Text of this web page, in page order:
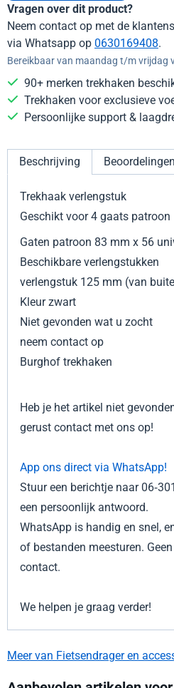
Vragen over dit product?
Neem contact op met de
via Whatsapp op 0630169408.
Bereikbaar van maandag t/m vrijdag
90+ merken trekhaken
Trekhaken voor exclusieve
Persoonlijke support &
Beschrijving
Trekhaak verlengstuk
Geschikt voor 4 gaats patroon
Gaten patroon 83 mm x 56
Beschikbare verlengstukken
verlengstuk 125 mm (van
Kleur zwart
Niet gevonden wat u zocht
neem contact op
Burghof trekhaken
Heb je het artikel niet
gerust contact met ons op!
App ons direct via WhatsApp!
Stuur een berichtje naar
een persoonlijk antwoord.
WhatsApp is handig en snel,
of bestanden meesturen.
contact.
We helpen je graag verder!
Meer van Fietsendrager en